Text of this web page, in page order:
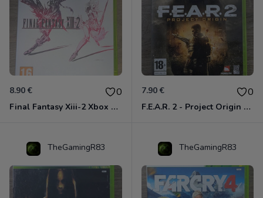
8.90 € 0
Final Fantasy Xiii-2 Xbox 360
7.90 € 0
F.E.A.R. 2 - Project Origin Xbox 360
TheGamingR83 TheGamingR83